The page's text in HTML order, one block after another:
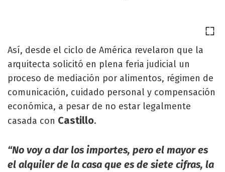
Así, desde el ciclo de América revelaron que la
arquitecta solicitó en plena feria judicial un
proceso de mediación por alimentos, régimen de
comunicación, cuidado personal y compensación
económica, a pesar de no estar legalmente
casada con Castillo.
“No voy a dar los importes, pero el mayor es
el alquiler de la casa que es de siete cifras, la